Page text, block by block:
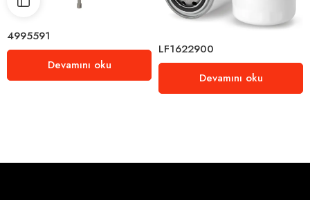
4995591
Devamını oku
LF1622900
Devamını oku